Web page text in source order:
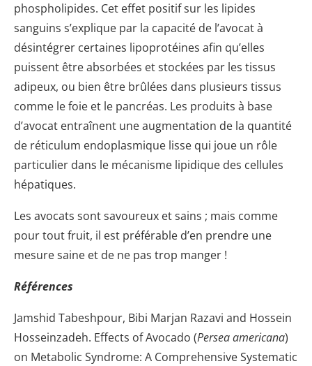
phospholipides. Cet effet positif sur les lipides
sanguins s’explique par la capacité de l’avocat à
désintégrer certaines lipoprotéines afin qu’elles
puissent être absorbées et stockées par les tissus
adipeux, ou bien être brûlées dans plusieurs tissus
comme le foie et le pancréas. Les produits à base
d’avocat entraînent une augmentation de la quantité
de réticulum endoplasmique lisse qui joue un rôle
particulier dans le mécanisme lipidique des cellules
hépatiques.
Les avocats sont savoureux et sains ; mais comme
pour tout fruit, il est préférable d’en prendre une
mesure saine et de ne pas trop manger !
Références
Jamshid Tabeshpour, Bibi Marjan Razavi and Hossein
Hosseinzadeh. Effects of Avocado (Persea americana)
on Metabolic Syndrome: A Comprehensive Systematic